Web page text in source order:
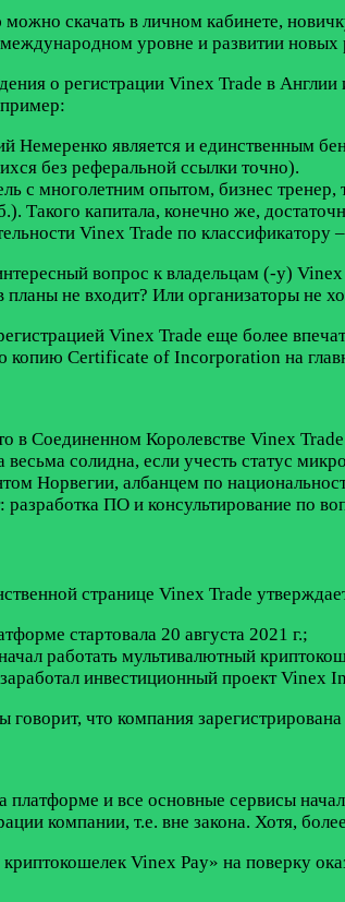
скачать в личном кабинете,
уровне и развитии
о регистрации Vinex Trade в Англии
Немеренко является и единственным
без реферальной ссылки точно).
с многолетним опытом, бизнес тренер,
Такого капитала, конечно же,
Vinex Trade по
вопрос к владельцам (-у)
планы не входит? Или организаторы не
Vinex Trade еще более
копию Certificate of Incorporation на
в Соединенном Королевстве Vinex
солидна, если учесть статус
Норвегии, албанцем по
разработка ПО и консультирование по
странице Vinex Trade
стартовала 20 августа 2021 г.;
работать мультивалютный
инвеcтиционный проект Vinex
что компания
платформе и все основные сервисы
компании, т.е. вне закона. Хотя,
Vinex Pay» на поверку